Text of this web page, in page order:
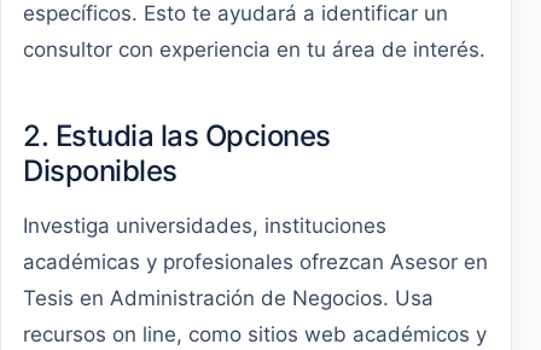
específicos. Esto te ayudará a identificar un
consultor con experiencia en tu área de interés.
2. Estudia las Opciones
Disponibles
Investiga universidades, instituciones
académicas y profesionales ofrezcan Asesor en
Tesis en Administración de Negocios. Usa
recursos on line, como sitios web académicos y